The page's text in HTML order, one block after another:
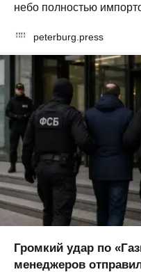
небо полностью
peterburg.press
Громкий удар по
менеджеров